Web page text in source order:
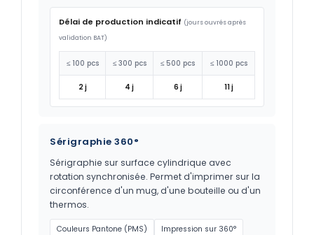
Délai de production indicatif (jours ouvrés après
validation BAT)
≤ 100 pcs ≤ 300 pcs ≤ 500 pcs ≤ 1000 pcs
2 j 4 j 6 j 11 j
Sérigraphie 360°
Sérigraphie sur surface cylindrique avec
rotation synchronisée. Permet d'imprimer sur la
circonférence d'un mug, d'une bouteille ou d'un
thermos.
Couleurs Pantone (PMS)
Impression sur 360°